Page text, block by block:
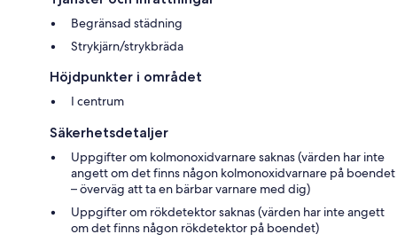
Begränsad städning
Strykjärn/strykbräda
Höjdpunkter i området
I centrum
Säkerhetsdetaljer
Uppgifter om kolmonoxidvarnare saknas (värden har inte
angett om det finns någon kolmonoxidvarnare på boendet
– överväg att ta en bärbar varnare med dig)
Uppgifter om rökdetektor saknas (värden har inte angett
om det finns någon rökdetektor på boendet)